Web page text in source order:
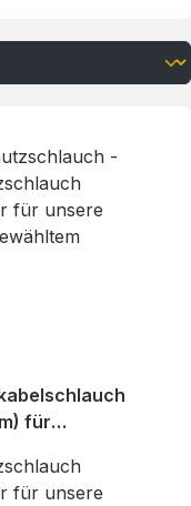
für
für unsere